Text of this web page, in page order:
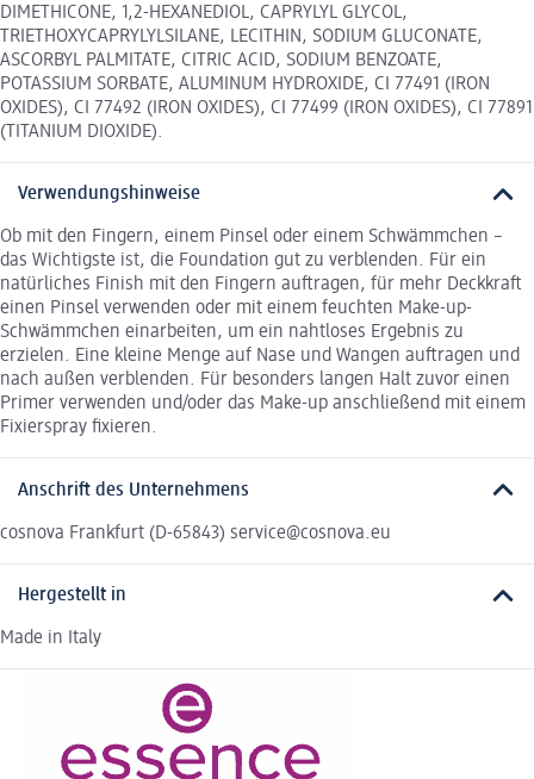
DIMETHICONE, 1,2-HEXANEDIOL, CAPRYLYL GLYCOL,
TRIETHOXYCAPRYLYLSILANE, LECITHIN, SODIUM GLUCONATE,
ASCORBYL PALMITATE, CITRIC ACID, SODIUM BENZOATE,
POTASSIUM SORBATE, ALUMINUM HYDROXIDE, CI 77491 (IRON
OXIDES), CI 77492 (IRON OXIDES), CI 77499 (IRON OXIDES), CI 77891
(TITANIUM DIOXIDE).
Verwendungshinweise
Ob mit den Fingern, einem Pinsel oder einem Schwämmchen –
das Wichtigste ist, die Foundation gut zu verblenden. Für ein
natürliches Finish mit den Fingern auftragen, für mehr Deckkraft
einen Pinsel verwenden oder mit einem feuchten Make-up-
Schwämmchen einarbeiten, um ein nahtloses Ergebnis zu
erzielen. Eine kleine Menge auf Nase und Wangen auftragen und
nach außen verblenden. Für besonders langen Halt zuvor einen
Primer verwenden und/oder das Make-up anschließend mit einem
Fixierspray fixieren.
Anschrift des Unternehmens
cosnova Frankfurt (D-65843) service@cosnova.eu
Hergestellt in
Made in Italy